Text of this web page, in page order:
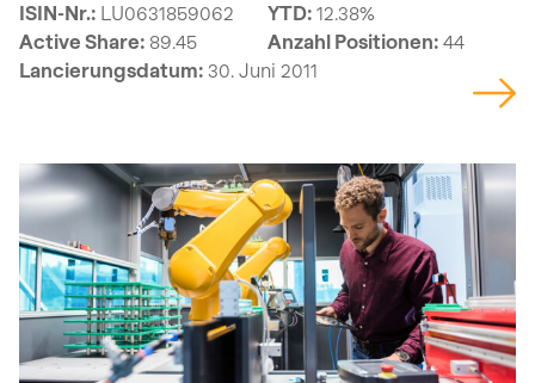
ISIN-Nr.: LU0631859062 YTD: 12.38%
Active Share: 89.45 Anzahl Positionen: 44
Lancierungsdatum: 30. Juni 2011